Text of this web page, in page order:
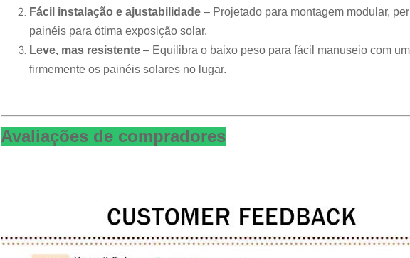
Fácil instalação e ajustabilidade – Projetado para montagem modular,
painéis para ótima exposição solar.
Leve, mas resistente – Equilibra o baixo peso para fácil manuseio com
firmemente os painéis solares no lugar.
Avaliações de compradores